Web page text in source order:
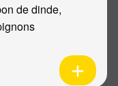
de dinde,